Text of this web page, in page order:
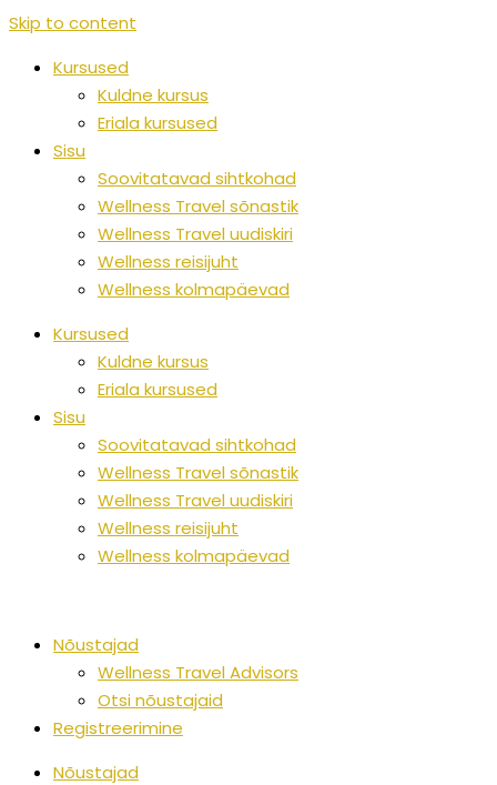
Skip to content
Kursused
Kuldne kursus
Eriala kursused
Sisu
Soovitatavad sihtkohad
Wellness Travel sõnastik
Wellness Travel uudiskiri
Wellness reisijuht
Wellness kolmapäevad
Kursused
Kuldne kursus
Eriala kursused
Sisu
Soovitatavad sihtkohad
Wellness Travel sõnastik
Wellness Travel uudiskiri
Wellness reisijuht
Wellness kolmapäevad
Nõustajad
Wellness Travel Advisors
Otsi nõustajaid
Registreerimine
Nõustajad